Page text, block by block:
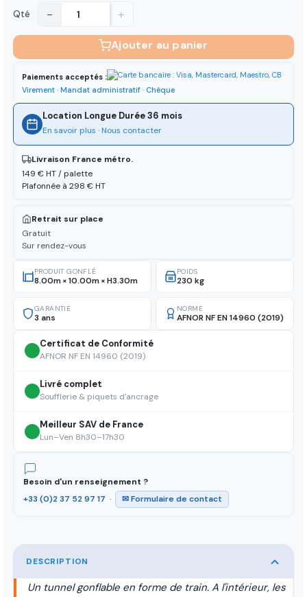
Qté − +
Ajouter au panier
Paiements acceptés :
Virement · Mandat administratif · Chèque
Location Longue Durée 36 mois
En savoir plus · Nous contacter
Livraison France métro.
149 € HT / palette
Plafonnée à 298 € HT
Retrait sur place
Gratuit
Sur rendez-vous
PRODUIT GONFLÉ
8.00m × 10.00m × H3.30m
POIDS
230 kg
GARANTIE
3 ans
NORME
AFNOR NF EN 14960 (2019)
Certificat de Conformité
AFNOR NF EN 14960 (2019)
Livré complet
Soufflerie & piquets d'ancrage
Meilleur SAV de France
Lun–Ven 8h30–17h30
Besoin d'un renseignement ?
+33 (0)2 37 52 97 17 · ✉ Formulaire de contact
DESCRIPTION
Un tunnel gonflable en forme de train. A l'intérieur, les